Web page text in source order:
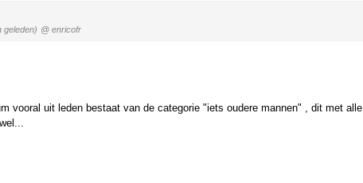
geleden) @ enricofr
vooral uit leden bestaat van de categorie "iets oudere mannen" , dit met alle